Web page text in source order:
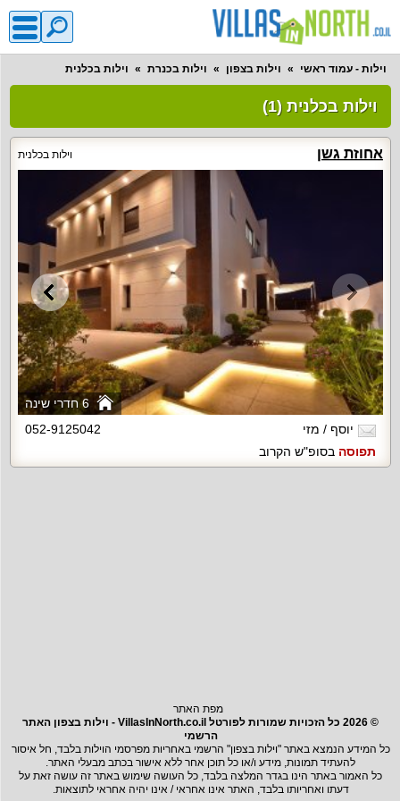
וילות - עמוד ראשי וילות בצפון וילות בכנרת וילות בכלנית
וילות בכלנית (1)
אחוזת גשן וילות בכלנית
6 חדרי שינה
יוסף / מזי
052-9125042
תפוסה בסופ"ש הקרוב
מפת האתר
© 2026 כל הזכויות שמורות לפורטל VillasInNorth.co.il - וילות בצפון האתר
הרשמי
כל המידע הנמצא באתר "וילות בצפון" הרשמי באחריות מפרסמי הוילות בלבד, חל איסור
להעתיד תמונות, מידע ו/או כל תוכן אחר ללא אישור בכתב מבעלי האתר.
כל האמור באתר הינו בגדר המלצה בלבד, כל העושה שימוש באתר זה עושה זאת על
דעתו ואחריותו בלבד, האתר אינו אחראי / אינו יהיה אחראי לתוצאות.